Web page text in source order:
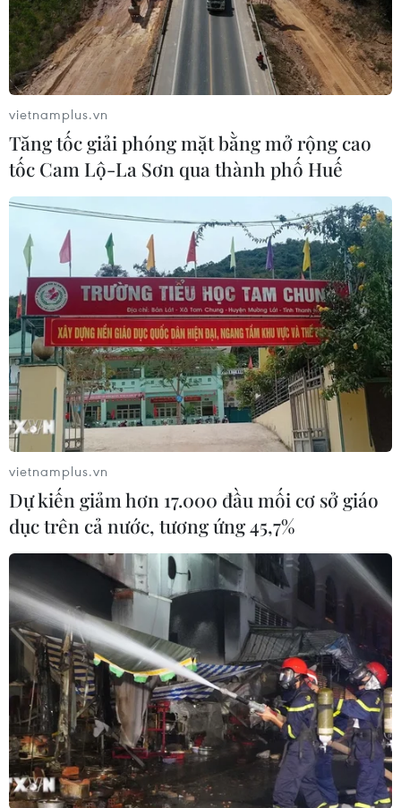
vietnamplus.vn
Tăng tốc giải phóng mặt bằng mở rộng cao
tốc Cam Lộ-La Sơn qua thành phố Huế
vietnamplus.vn
Dự kiến giảm hơn 17.000 đầu mối cơ sở giáo
dục trên cả nước, tương ứng 45,7%